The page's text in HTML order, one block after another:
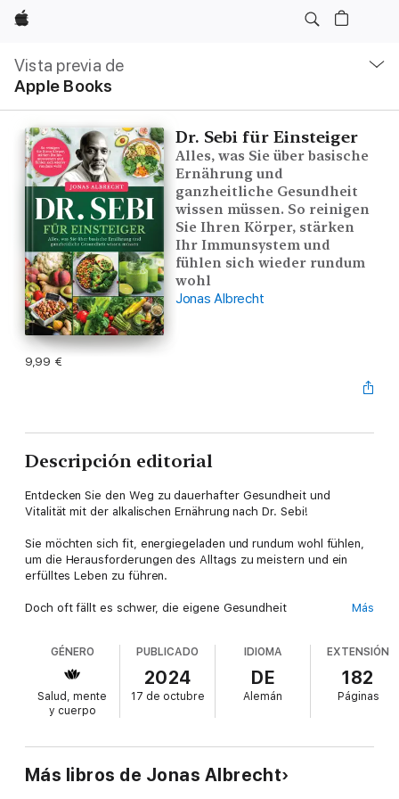
Apple
Vista previa de
Apple Books
local
Abrir
menú
Dr. Sebi für Einsteiger
Alles, was Sie über basische
Ernährung und
ganzheitliche Gesundheit
wissen müssen. So reinigen
Sie Ihren Körper, stärken
Ihr Immunsystem und
fühlen sich wieder rundum
wohl
Jonas Albrecht
9,99 €
Descripción editorial
Entdecken Sie den Weg zu dauerhafter Gesundheit und
Vitalität mit der alkalischen Ernährung nach Dr. Sebi!
Sie möchten sich fit, energiegeladen und rundum wohl fühlen,
um die Herausforderungen des Alltags zu meistern und ein
erfülltes Leben zu führen.
Doch oft fällt es schwer, die eigene Gesundheit
Vielleicht kennen Sie das:
• Sie fühlen sich müde und ausgelaugt, obwohl Sie
ausreichend schlafen.
• Sie leiden unter Verdauungsproblemen wie Blähungen oder
• Chronische Erkrankungen wie Diabetes, Bluthochdruck oder
Übergewicht machen Ihnen zu schaffen.
• Sie haben das Gefühl, dass Ihre Ernährung nicht optimal ist,
Más
GÉNERO
Salud, mente
y cuerpo
PUBLICADO
2024
17 de octubre
IDIOMA
DE
Alemán
EXTENSIÓN
182
Páginas
Más libros de Jonas Albrecht